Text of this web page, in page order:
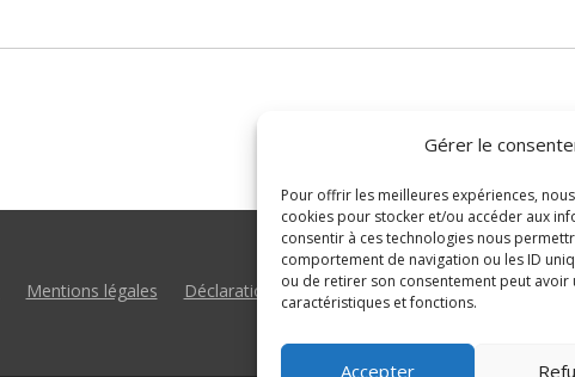
Gérer le
Pour offrir les meilleures expériences,
cookies pour stocker et/ou accéder aux
consentir à ces technologies nous
comportement de navigation ou les ID
ou de retirer son consentement peut avoir
caractéristiques et fonctions.
Accepter
Mentions légales Déclaration d’accessibilité